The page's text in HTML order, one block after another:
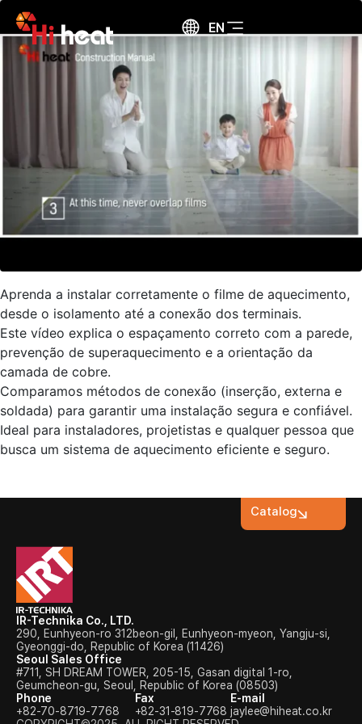
EN
Aprenda a instalar corretamente o filme de aquecimento,
desde o isolamento até a conexão dos terminais.
Este vídeo explica o espaçamento correto com a parede,
prevenção de superaquecimento e a orientação da
camada de cobre.
Comparamos métodos de conexão (inserção, externa e
soldada) para garantir uma instalação segura e confiável.
Ideal para instaladores, projetistas e qualquer pessoa que
busca um sistema de aquecimento eficiente e seguro.
IR-Technika Co., LTD.
290, Eunhyeon-ro 312beon-gil, Eunhyeon-myeon, Yangju-si,
Gyeonggi-do, Republic of Korea (11426)
Seoul Sales Office
#711, SH DREAM TOWER, 205-15, Gasan digital 1-ro,
Geumcheon-gu, Seoul, Republic of Korea (08503)
Phone
+82-70-8719-7768
Fax
+82-31-819-7768
E-mail
jaylee@hiheat.co.kr
Catalog